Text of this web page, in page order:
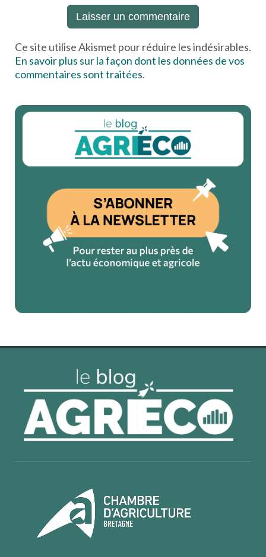
Ce site utilise Akismet pour réduire les indésirables.
En savoir plus sur la façon dont les données de vos
commentaires sont traitées.